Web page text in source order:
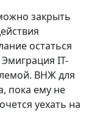
закрыть
остаться
IT-
ВНЖ для
пока ему не
уехать на